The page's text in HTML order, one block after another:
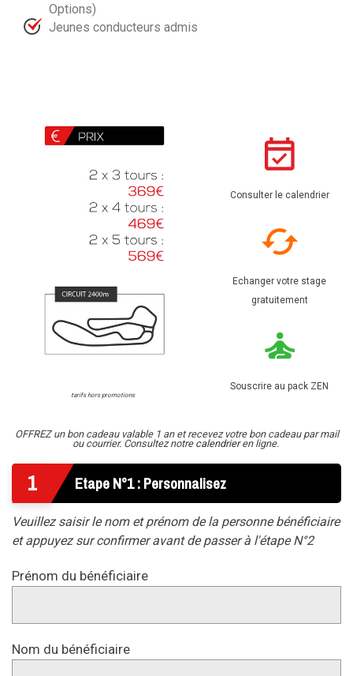
Options)
Jeunes conducteurs admis
tarifs hors promotions
Consulter le calendrier
Echanger votre stage
gratuitement
Souscrire au pack ZEN
OFFREZ un bon cadeau valable 1 an et recevez votre bon cadeau par mail
ou courrier. Consultez notre calendrieren ligne.
1 Etape N°1 : Personnalisez
Veuillez saisir le nom et prénom de la personne bénéficiaire
et appuyez sur confirmer avant de passer à l'étape N°2
Prénom du bénéficiaire
Nom du bénéficiaire